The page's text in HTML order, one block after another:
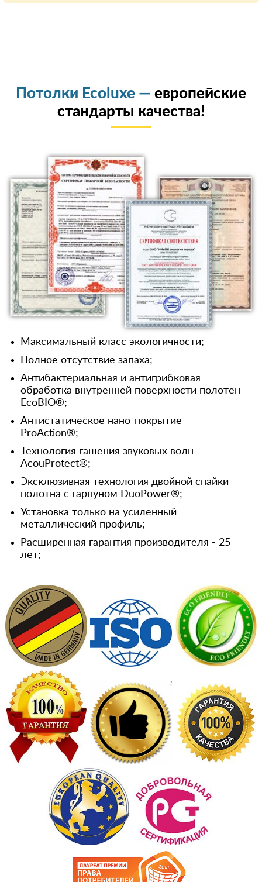
Потолки Ecoluxe — европейские
стандарты качества!
Максимальный класс экологичности;
Полное отсутствие запаха;
Антибактериальная и антигрибковая
обработка внутренней поверхности полотен
EcoBIO®;
Антистатическое нано-покрытие
ProAction®;
Технология гашения звуковых волн
AcouProtect®;
Эксклюзивная технология двойной спайки
полотна с гарпуном DuoPower®;
Установка только на усиленный
металлический профиль;
Расширенная гарантия производителя - 25
лет;